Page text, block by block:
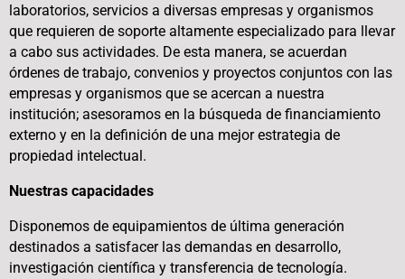
laboratorios, servicios a diversas empresas y organismos
que requieren de soporte altamente especializado para llevar
a cabo sus actividades. De esta manera, se acuerdan
órdenes de trabajo, convenios y proyectos conjuntos con las
empresas y organismos que se acercan a nuestra
institución; asesoramos en la búsqueda de financiamiento
externo y en la definición de una mejor estrategia de
propiedad intelectual.
Nuestras capacidades
Disponemos de equipamientos de última generación
destinados a satisfacer las demandas en desarrollo,
investigación científica y transferencia de tecnología.